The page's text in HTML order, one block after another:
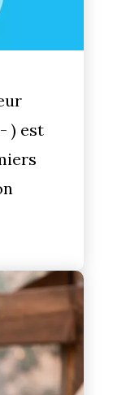
) est